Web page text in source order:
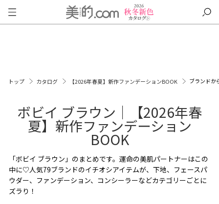
トップ カタログ 【2026年春夏】新作ファンデーションBOOK ブランドか
ボビイ ブラウン｜【2026年春
夏】新作ファンデーション
BOOK
「ボビイ ブラウン」のまとめです。運命の美肌パートナーはこの
中に♡人気79ブランドのイチオシアイテムが、下地、フェースパ
ウダー、ファンデーション、コンシーラーなどカテゴリーごとに
ズラり！